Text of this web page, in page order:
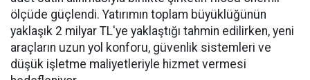
ölçüde güçlendi. Yatırımın toplam büyüklüğünün
yaklaşık 2 milyar TL'ye yaklaştığı tahmin edilirken, yeni
araçların uzun yol konforu, güvenlik sistemleri ve
düşük işletme maliyetleriyle hizmet vermesi